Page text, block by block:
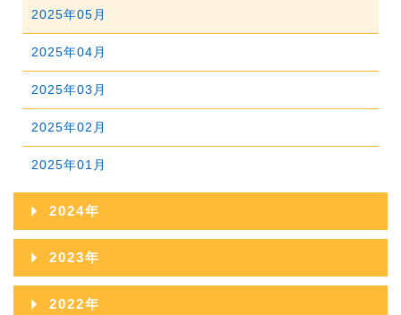
2025年05月
2025年04月
2025年03月
2025年02月
2025年01月
2024年
2024年12月
2024年11月
2023年
2023年12月
2022年